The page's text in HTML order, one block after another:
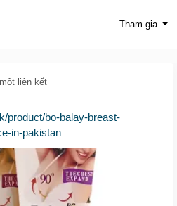
Tham gia
liên kết
product/bo-balay-breast-
in-pakistan